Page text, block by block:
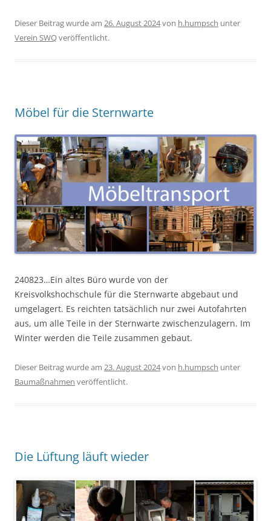
Dieser Beitrag wurde am 26. August 2024von h.humpsch unter
Verein SWQveröffentlicht.
Möbel für die Sternwarte
240823…Ein altes Büro wurde von der
Kreisvolkshochschule für die Sternwarte abgebaut und
umgelagert. Es reichten tatsächlich nur zwei Autofahrten
aus, um alle Teile in der Sternwarte zwischenzulagern. Im
Winter werden die Teile zusammen gebaut.
Dieser Beitrag wurde am 23. August 2024von h.humpsch unter
Baumaßnahmen veröffentlicht.
Die Lüftung läuft wieder